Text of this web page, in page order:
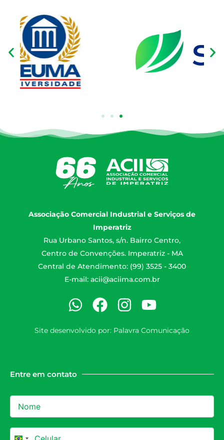
Associação Comercial Industrial e Serviços de
Imperatriz
Rua Urbano Santos, s/n. Bairro Centro,
Centro de Convenções. Imperatriz - MA
Central de Atendimento: (99) 3525 - 3400
E-mail: acii@aciima.com.br
Site desenvolvido por: Palavra Comunicação
Entre em contato